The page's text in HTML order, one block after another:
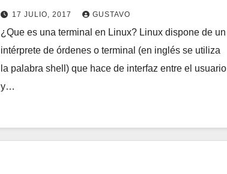
17 JULIO, 2017 GUSTAVO
¿Que es una terminal en Linux? Linux dispone de un
intérprete de órdenes o terminal (en inglés se utiliza
la palabra shell) que hace de interfaz entre el usuario
y…